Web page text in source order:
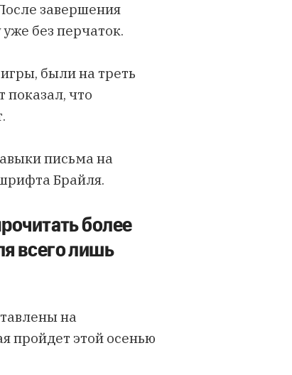
завершения
без перчаток.
были на треть
показал, что
письма на
Брайля.
более
всего лишь
на
пройдет этой осенью